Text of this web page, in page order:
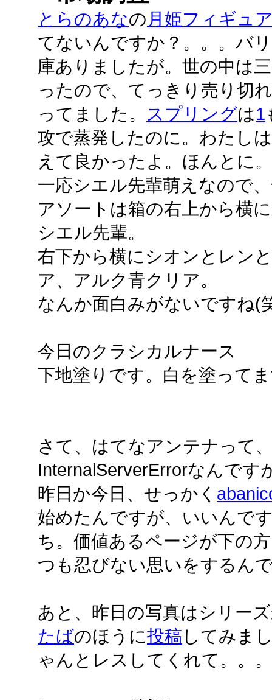
とらのあなの 月姫フィギュ
てないんですか？。。。バ
庫ありましたが。世の中は
ったので、てっきり売り切
ってました。
スプリングは1
攻で蒸発したのに。わたし
えて良かったよ。ほんとに。
一応シエル先輩萌えなので
アソートは箱の右上から横
シエル先輩。
右下から横にシオンとレン
ア、アルク青クリア。
なんか面白みがないですね(
今日のクラシカルナース
下地塗りです。白を塗って
さて、はてなアンテナって
InternalServerErrorなんです
昨日か今日、せっかく
始めたんですが、いいんで
ち。価値あるページが下の
つも忍びない思いをするん
あと、昨日の写真はシリー
たばのほうに投稿 してみま
ゃんとレスしてくれて。。